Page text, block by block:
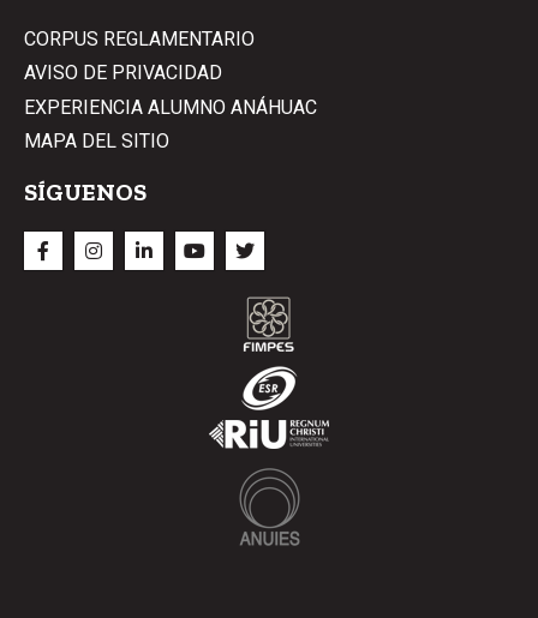
CORPUS REGLAMENTARIO
AVISO DE PRIVACIDAD
EXPERIENCIA ALUMNO ANÁHUAC
MAPA DEL SITIO
SÍGUENOS